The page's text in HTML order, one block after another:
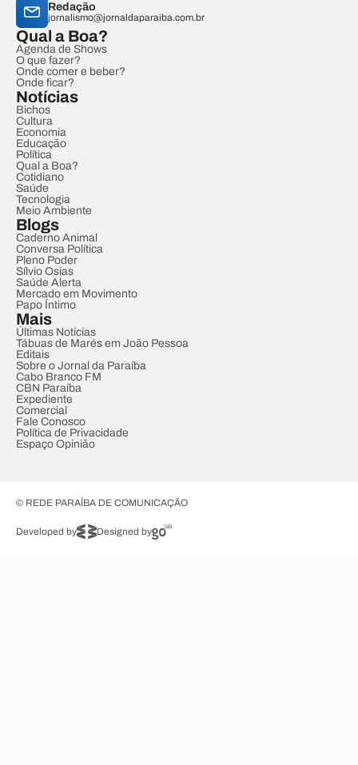
Redação
jornalismo@jornaldaparaiba.com.br
Qual a Boa?
Agenda de Shows
O que fazer?
Onde comer e beber?
Onde ficar?
Notícias
Bichos
Cultura
Economia
Educação
Política
Qual a Boa?
Cotidiano
Saúde
Tecnologia
Meio Ambiente
Blogs
Caderno Animal
Conversa Política
Pleno Poder
Sílvio Osias
Saúde Alerta
Mercado em Movimento
Papo Íntimo
Mais
Últimas Notícias
Tábuas de Marés em João Pessoa
Editais
Sobre o Jornal da Paraíba
Cabo Branco FM
CBN Paraíba
Expediente
Comercial
Fale Conosco
Política de Privacidade
Espaço Opinião
© REDE PARAÍBA DE COMUNICAÇÃO
Developed by Designed by